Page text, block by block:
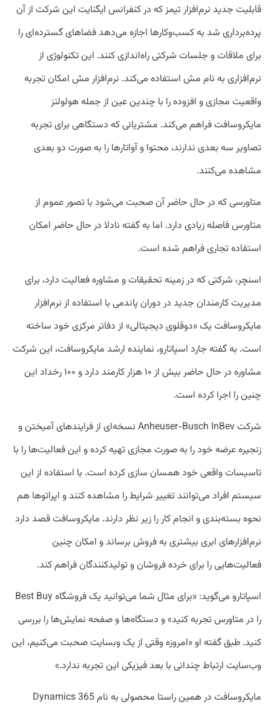
قابلیت جدید نرم‌افزار تیمز که در کنفرانس ایگنایت این شرکت از آن
پرده‌برداری شد به کسب‌وکارها اجازه می‌دهد فضاهای گسترده‌ای را
برای ملاقات و جلسات شرکتی راه‌اندازی کنند. این تکنولوژی از
نرم‌افزاری به نام مش استفاده می‌کند. نرم‌افزار مش امکان تجربه
واقعیت مجازی و افزوده را با چندین عین از جمله هولولنز
مایکروسافت فراهم می‌کند. مشتریانی که دستگاهی برای تجربه
تصاویر سه بعدی ندارند، محتوا و آواتارها را به صورت دو بعدی
مشاهده می‌کنند.
متاورسی که در حال حاضر آن صحبت می‌شود با تصور عموم از
متاورس فاصله زیادی دارد. اما به گفته نادلا در حال حاضر امکان
استفاده تجاری فراهم شده است.
اسنچر، شرکتی که در زمینه تحقیقات و مشاوره فعالیت دارد، برای
مدیریت کارمندان جدید در دوران پاندمی با استفاده از نرم‌افزار
مایکروسافت یک «دوقلوی دیجیتالی» از دفاتر مرکزی خود ساخته
است. به گفته جارد اسپاتارو، نماینده ارشد مایکروسافت، این شرکت
مشاوره در حال حاضر بیش از ۱۰ هزار کارمند دارد و ۱۰۰ رخداد این
چنین را اجرا کرده است.
شرکت Anheuser-Busch InBev نسخه‌ای از فرایند‌های آمیختن و
زنجیره عرضه خود را به صورت مجازی تهیه کرده و این فعالیت‌ها را با
تاسیسات واقعی خود همسان سازی کرده است. با استفاده از این
سیستم افراد می‌توانند تغییر شرایط را مشاهده کنند و اپراتوها هم
نحوه بسته‌بندی و انجام کار را زیر نظر دارند. مایکروسافت قصد دارد
نرم‌افزارهای ابری بیشتری به فروش برساند و امکان چنین
فعالیت‌هایی را برای خرده فروشان و تولیدکنندگان فراهم کند.
اسپاتارو می‌گوید: «برای مثال شما می‌توانید یک فروشگاه Best Buy
را در متاورس تجربه کنید» و دستگاه‌ها و صفحه نمایش‌ها را بررسی
کنید. طبق گفته او «امروزه وقتی از یک وبسایت صحبت می‌کنیم، این
وب‌سایت ارتباط چندانی با بعد فیزیکی این تجربه ندارد.»
مایکروسافت در همین راستا محصولی به نام Dynamics 365